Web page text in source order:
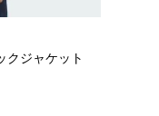
クジャケット